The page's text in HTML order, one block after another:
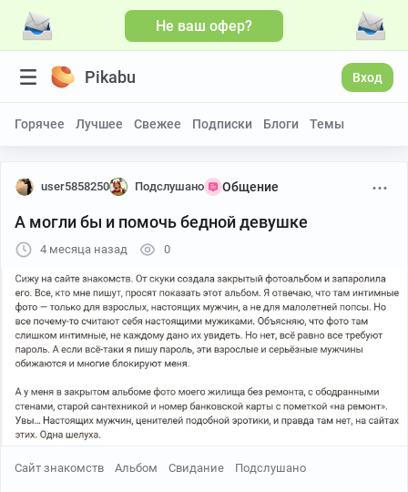
Не ваш офер?
Pikabu Вход
Горячее Лучшее Свежее Подписки Блоги Темы
user5858250 Подслушано Общение
А могли бы и помочь бедной девушке
4 месяца назад 0
Сайт знакомств Альбом Свидание Подслушано